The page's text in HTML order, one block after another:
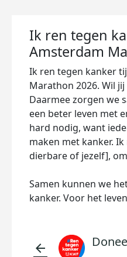
Ik ren tegen
Amsterdam
Ik ren tegen kanker
Marathon 2026. Wil
Daarmee zorgen we
een beter leven met
hard nodig, want
maken met kanker.
dierbare of jezelf],
Samen kunnen we
kanker. Voor het
arrow_back